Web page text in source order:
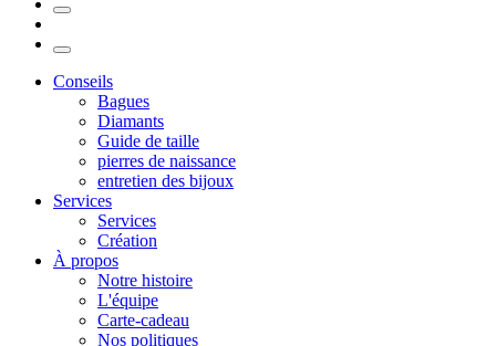
Conseils
Bagues
Diamants
Guide de taille
pierres de naissance
entretien des bijoux
Services
Services
Création
À propos
Notre histoire
L'équipe
Carte-cadeau
Nos politiques